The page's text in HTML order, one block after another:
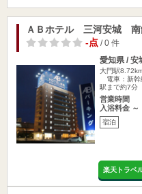
ＡＢホテル 三河安城 南
-点/ 0 件
愛知県 / 安
大門駅
電車：新
駅まで約7
営業時間
入浴料金 ～
宿泊
楽天トラベ